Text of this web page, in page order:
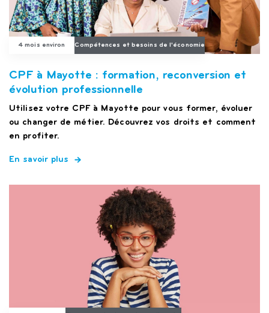
4 mois environ Compétences et besoins de l'économie
CPF à Mayotte : formation, reconversion et
évolution professionnelle
Utilisez votre CPF à Mayotte pour vous former, évoluer
ou changer de métier. Découvrez vos droits et comment
en profiter.
En savoir plus